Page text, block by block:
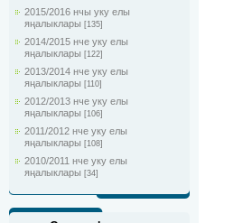
2015/2016 нчы уку елы
яңалыклары [135]
2014/2015 нче уку елы
яңалыклары [122]
2013/2014 нче уку елы
яңалыклары [110]
2012/2013 нче уку елы
яңалыклары [106]
2011/2012 нче уку елы
яңалыклары [108]
2010/2011 нче уку елы
яңалыклары [34]